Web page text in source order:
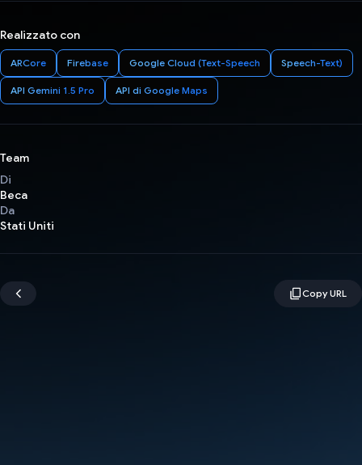
Realizzato con
ARCore Firebase Google Cloud (Text-Speech Speech-Text)
API Gemini 1.5 Pro API di Google Maps
Team
Di
Beca
Da
Stati Uniti